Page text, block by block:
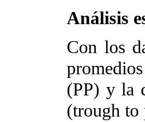
Análisis
Con los
(PP) y la
(trough to